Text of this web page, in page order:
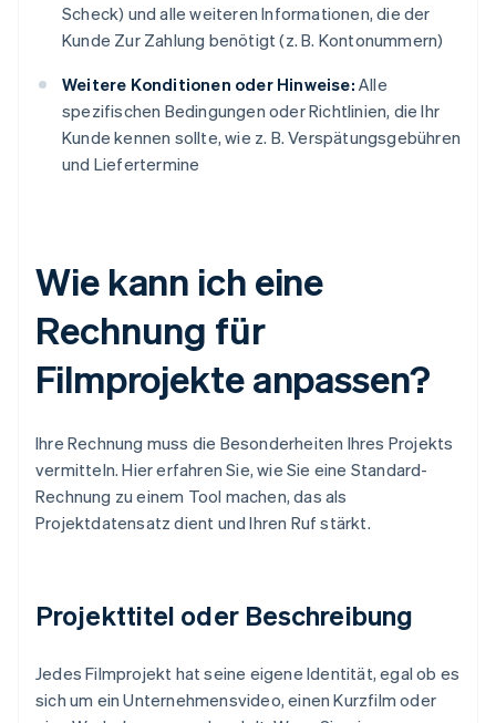
Scheck) und alle weiteren Informationen, die der
Kunde Zur Zahlung benötigt (z. B. Kontonummern)
Weitere Konditionen oder Hinweise: Alle
spezifischen Bedingungen oder Richtlinien, die Ihr
Kunde kennen sollte, wie z. B. Verspätungsgebühren
und Liefertermine
Wie kann ich eine
Rechnung für
Filmprojekte anpassen?
Ihre Rechnung muss die Besonderheiten Ihres Projekts
vermitteln. Hier erfahren Sie, wie Sie eine Standard-
Rechnung zu einem Tool machen, das als
Projektdatensatz dient und Ihren Ruf stärkt.
Projekttitel oder Beschreibung
Jedes Filmprojekt hat seine eigene Identität, egal ob es
sich um ein Unternehmensvideo, einen Kurzfilm oder